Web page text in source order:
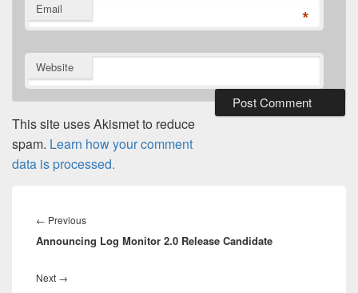
Email *
Website
This site uses Akismet to reduce
spam. Learn how your comment
data is processed.
navigation
← PreviousPrevious
post:
Announcing Log Monitor 2.0 Release Candidate
Next →